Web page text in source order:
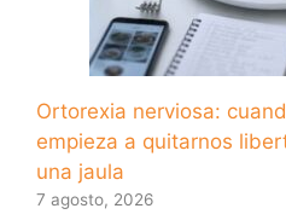
Ortorexia nerviosa:
empieza a quitarnos
una jaula
7 agosto, 2026